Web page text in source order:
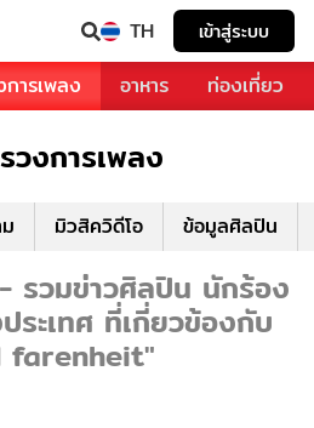
TH เข้าสู่ระบบ
การเพลง อาหาร ท่องเที่ยว
วงการเพลง
มิวสิควิดีโอ ข้อมูลศิลปิน
วมข่าวศิลปิน นักร้อง
ระเทศ ที่เกี่ยวข้องกับ
farenheit"